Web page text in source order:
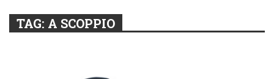
TAG: A SCOPPIO